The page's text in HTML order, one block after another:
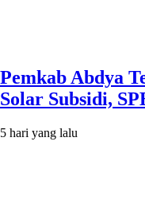
Pemkab Abdya
Solar Subsidi,
5 hari yang lalu